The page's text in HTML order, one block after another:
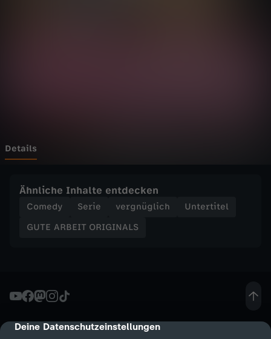
cmp-dialog-description
Deine Datenschutzeinstellungen
I
G
I
L
S
Details
Ähnliche Inhalte entdecken
Comedy Serie vergnüglich
Untertitel
GUTE ARBEIT ORIGINALS